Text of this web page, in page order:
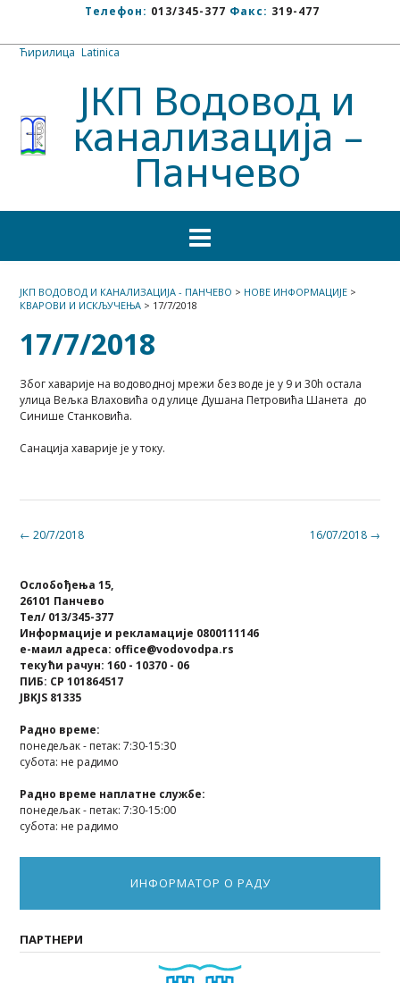
Телефон: 013/345-377 Факс: 319-477
Ћирилица Latinica
ЈКП Водовод и
канализација –
Панчево
ЈКП ВОДОВОД И КАНАЛИЗАЦИЈА - ПАНЧЕВО > НОВЕ ИНФОРМАЦИЈЕ >
КВАРОВИ И ИСКЉУЧЕЊА > 17/7/2018
17/7/2018
Због хаварије на водоводној мрежи без воде је у 9 и 30h остала
улица Вељка Влаховића од улице Душана Петровића Шанета до
Синише Станковића.
Санација хаварије је у току.
Post 16/07/2018 →
← 20/7/2018
Ослобођења 15,
26101 Панчево
Тел/ 013/345-377
Информације и рекламације 0800111146
е-маил адреса: office@vodovodpa.rs
текући рачун: 160 - 10370 - 06
ПИБ: СР 101864517
JBKJS 81335
Радно време:
понедељак - петак: 7:30-15:30
субота: не радимо
Радно време наплатне службе:
понедељак - петак: 7:30-15:00
субота: не радимо
ИНФОРМАТОР О РАДУ
ПАРТНЕРИ